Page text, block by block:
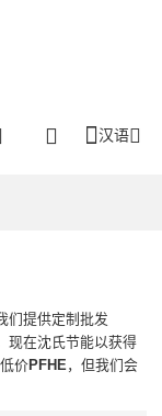
汉语
们提供定制批发
现在沈氏节能以获得
价PFHE，但我们会